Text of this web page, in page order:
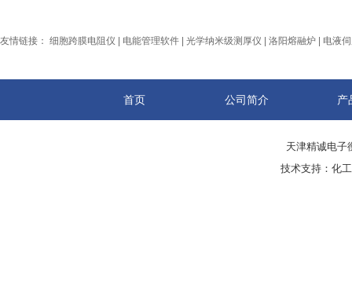
友情链接： 细胞跨膜电阻仪 电能管理软件 光学纳米级测厚仪 洛阳熔融炉 电液
首页 公司简介 产
天津精诚电
技术支持： 化